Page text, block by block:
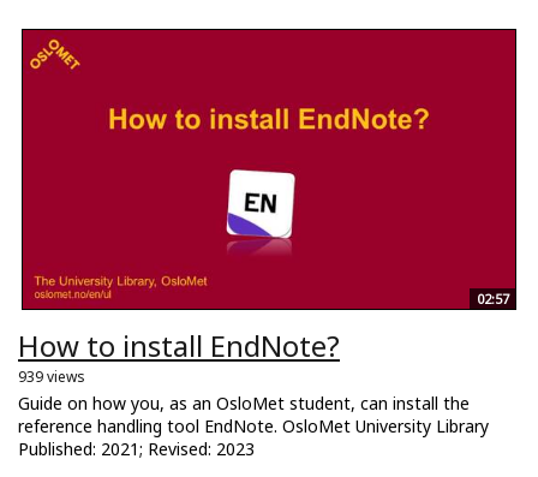
02:57
How to install EndNote?
939 views
Guide on how you, as an OsloMet student, can install the
reference handling tool EndNote. OsloMet University Library
Published: 2021; Revised: 2023